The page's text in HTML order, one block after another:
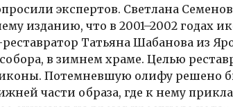
экспертов. Светлана
изданию, что в 2001–2002
Татьяна Шабанова из
в зимнем храме. Целью
Потемневшую олифу решено
части образа, где к нему